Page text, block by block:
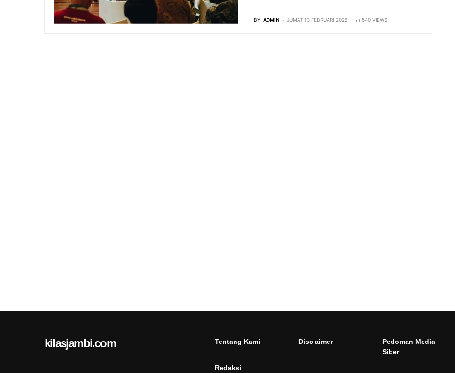
BY ADMIN JUMAT 13 FEBRUARI 2026 540 VIEWS
kilasjambi.com Tentang Kami Disclaimer
Pedoman Media
Siber
Redaksi